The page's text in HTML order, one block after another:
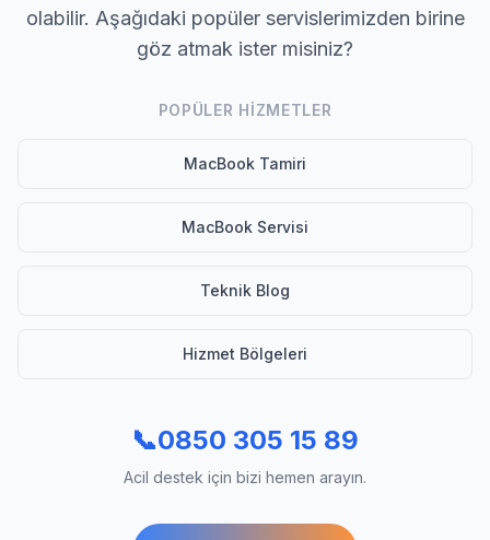
olabilir. Aşağıdaki popüler servislerimizden birine
göz atmak ister misiniz?
POPÜLER HIZMETLER
MacBook Tamiri
MacBook Servisi
Teknik Blog
Hizmet Bölgeleri
📞0850 305 15 89
Acil destek için bizi hemen arayın.